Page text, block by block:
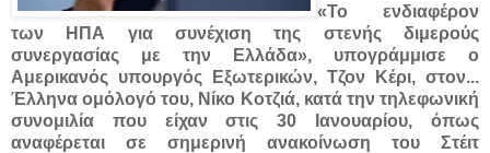
«Το ενδιαφέρον
των ΗΠΑ για συνέχιση της στενής διμερούς
συνεργασίας με την Ελλάδα», υπογράμμισε ο
Αμερικανός υπουργός Εξωτερικών, Τζον Κέρι, στον...
Έλληνα ομόλογό του, Νίκο Κοτζιά, κατά την τηλεφωνική
συνομιλία που είχαν στις 30 Ιανουαρίου, όπως
αναφέρεται σε σημερινή ανακοίνωση του Στέιτ